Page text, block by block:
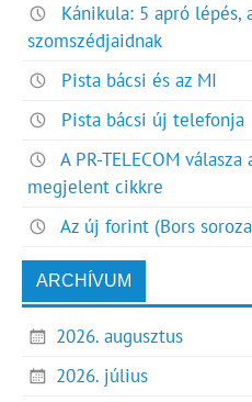
Kánikula: 5 apró lépés,
szomszédjaidnak
Pista bácsi és az MI
Pista bácsi új telefonja
A PR-TELECOM
megjelent cikkre
Az új forint (Bors
ARCHÍVUM
2026. augusztus
2026. július